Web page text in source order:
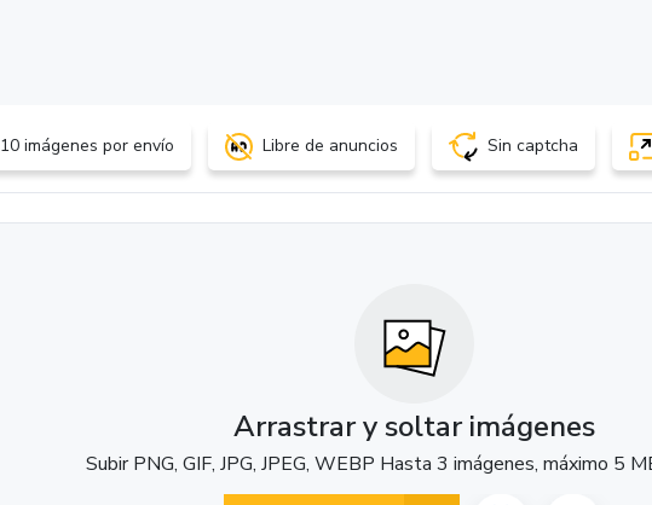
10 imágenes por envío Libre de anuncios Sin captcha
Arrastrar y soltar imágenes
Subir PNG, GIF, JPG, JPEG, WEBP Hasta 3 imágenes, máximo 5